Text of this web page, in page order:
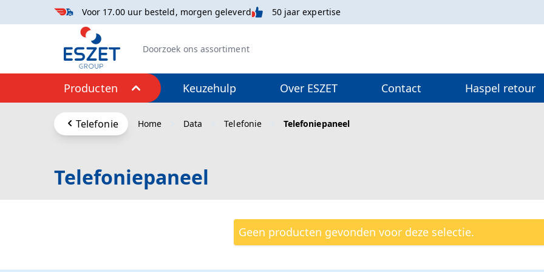
Voor 17.00 uur besteld, morgen geleverd 50 jaar expertise
Producten Keuzehulp Over ESZET Contact Haspel retour
Doorzoek de hele winkel
Telefonie Home Data Telefonie Telefoniepaneel
Telefoniepaneel
Geen producten gevonden voor deze selectie.